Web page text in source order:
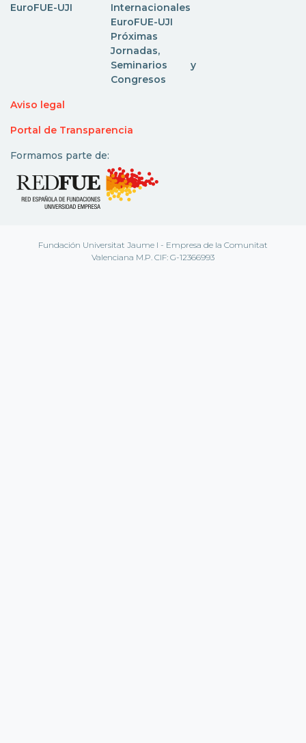
EuroFUE-UJI
Internacionales
EuroFUE-UJI
Próximas
Jornadas,
Seminarios y
Congresos
Aviso legal
Portal de Transparencia
Formamos parte de:
Fundación Universitat Jaume I - Empresa de la Comunitat
Valenciana M.P. CIF: G-12366993